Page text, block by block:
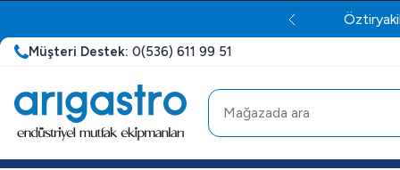
Müşteri Destek: 0(536) 611 99 51